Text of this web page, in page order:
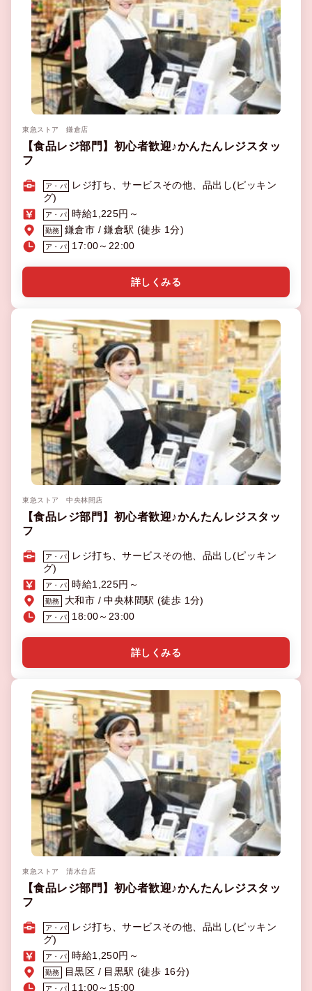
東急ストア 鎌倉店
【食品レジ部門】初心者歓迎♪かんたんレジスタッ
フ
ア・パ
レジ打ち、サービスその他、品出し(ピッキン
グ)
ア・パ 時給1,225円～
勤務 鎌倉市 / 鎌倉駅 (徒歩 1分)
ア・パ 17:00～22:00
詳しくみる
東急ストア 中央林間店
【食品レジ部門】初心者歓迎♪かんたんレジスタッ
フ
ア・パ
レジ打ち、サービスその他、品出し(ピッキン
グ)
ア・パ 時給1,225円～
勤務 大和市 / 中央林間駅 (徒歩 1分)
ア・パ 18:00～23:00
詳しくみる
東急ストア 清水台店
【食品レジ部門】初心者歓迎♪かんたんレジスタッ
フ
ア・パ
レジ打ち、サービスその他、品出し(ピッキン
グ)
ア・パ 時給1,250円～
勤務 目黒区 / 目黒駅 (徒歩 16分)
ア・パ 11:00～15:00